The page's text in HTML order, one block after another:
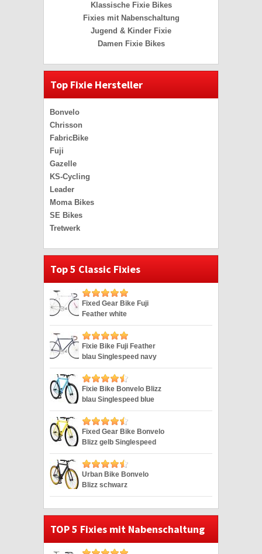
Klassische Fixie Bikes
Fixies mit Nabenschaltung
Jugend & Kinder Fixie
Damen Fixie Bikes
Top Fixie Hersteller
Bonvelo
Chrisson
FabricBike
Fuji
Gazelle
KS-Cycling
Leader
Moma Bikes
SE Bikes
Tretwerk
Top 5 Classic Fixies
Fixed Gear Bike Fuji
Feather white
Singlespeed weiss 28″
Fixie Bike Fuji Feather
blau Singlespeed navy
28″
Fixie Bike Bonvelo Blizz
blau Singlespeed blue
28″
Fixed Gear Bike Bonvelo
Blizz gelb Singlespeed
yellow 28″
Urban Bike Bonvelo
Blizz schwarz
Singlespeed black 28″
TOP 5 Fixies mit Nabenschaltung